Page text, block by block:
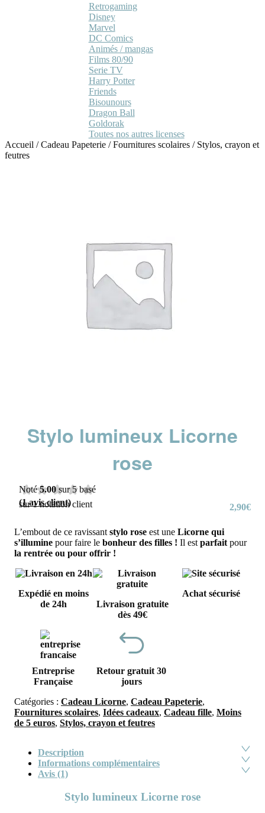
Retrogaming
Disney
Marvel
DC Comics
Animés / mangas
Films 80/90
Serie TV
Harry Potter
Friends
Bisounours
Dragon Ball
Goldorak
Toutes nos autres licenses
Accueil /Cadeau Papeterie /Fournitures scolaires / Stylos, crayon et
feutres
Stylo lumineux Licorne
rose
Noté5.00 sur 5 basé
sur1notation client
(1avis client) 2,90€
L’embout de ce ravissant stylo rose est une Licorne qui
s’illumine pour faire le bonheur des filles ! Il est parfait pour
la rentrée ou pour offrir !
Expédié en moins
de 24h
Livraison gratuite
dès 49€
Achat sécurisé
Entreprise
Française
Retour gratuit 30
jours
Catégories : Cadeau Licorne, Cadeau Papeterie,
Fournitures scolaires, Idées cadeaux, Cadeau fille, Moins
de 5 euros, Stylos, crayon et feutres
Description
Informations complémentaires
Avis (1)
Stylo lumineux Licorne rose